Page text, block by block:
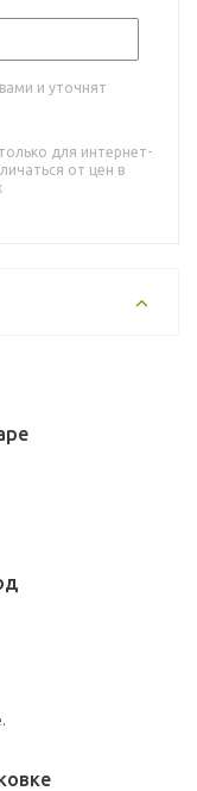
и уточнят
для интернет-
от цен в